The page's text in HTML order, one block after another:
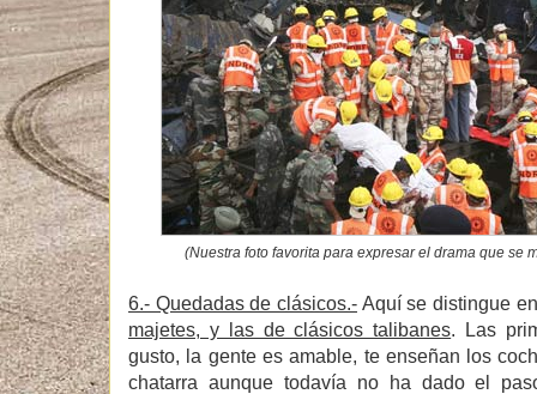
(Nuestra foto favorita para expresar el drama que se
6.- Quedadas de clásicos.- Aquí se distingue
majetes, y las de clásicos talibanes. Las
gusto, la gente es amable, te enseñan los
chatarra aunque todavía no ha dado el